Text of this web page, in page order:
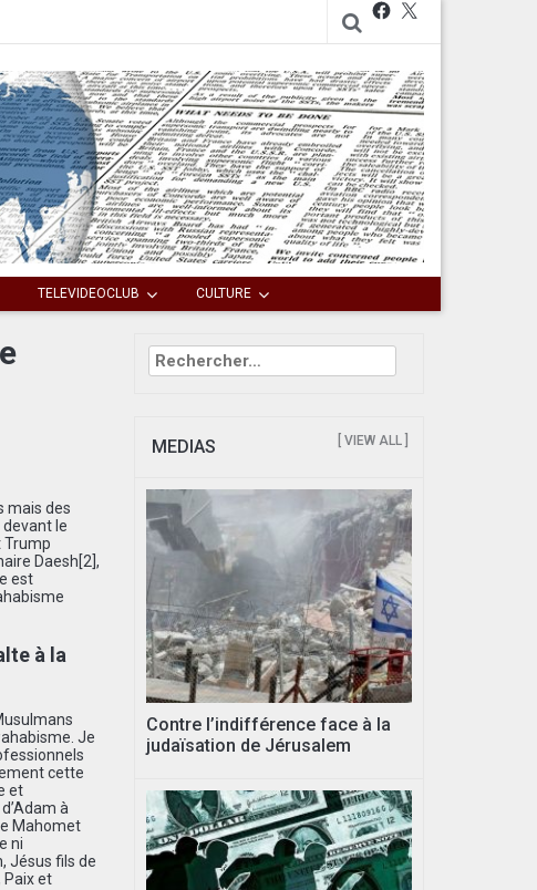
Facebook
TELEVIDEOCLUB CULTURE
mais des
devant le
Trump
Daesh[2] ,
est
à la
Je
cette
et
à
Mahomet
ni
Jésus fils de
Paix et
Rechercher :
MEDIAS [ VIEW ALL ]
Contre l’indifférence face à la
judaïsation de Jérusalem